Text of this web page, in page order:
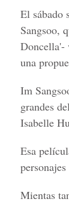
El sábado
Sangsoo,
Doncella'-
una
Im
grandes
Isabelle
Esa
Mientas